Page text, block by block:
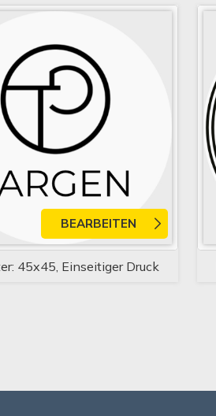
45x45, Einseitiger Druck
BEARBEITEN